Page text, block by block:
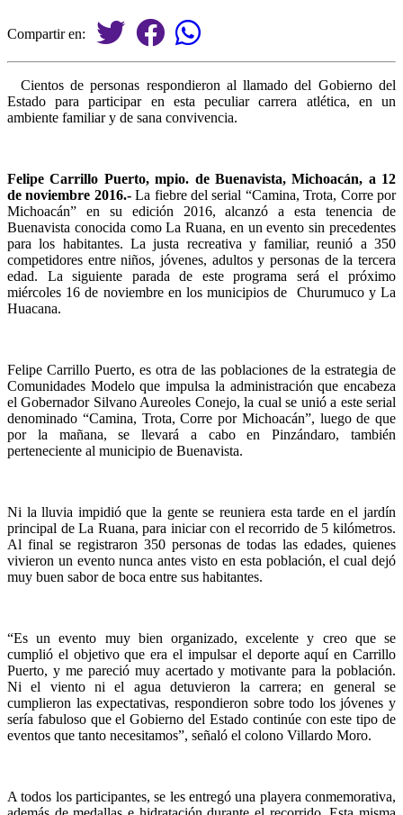
Compartir en:
Cientos de personas respondieron al llamado del Gobierno del
Estado para participar en esta peculiar carrera atlética, en un
ambiente familiar y de sana convivencia.
Felipe Carrillo Puerto, mpio. de Buenavista, Michoacán, a 12
de noviembre 2016.-La fiebre del serial “Camina, Trota, Corre por
Michoacán” en su edición 2016, alcanzó a esta tenencia de
Buenavista conocida como La Ruana, en un evento sin precedentes
para los habitantes. La justa recreativa y familiar, reunió a 350
competidores entre niños, jóvenes, adultos y personas de la tercera
edad. La siguiente parada de este programa será el próximo
miércoles 16 de noviembre en los municipios de Churumuco y La
Huacana.
Felipe Carrillo Puerto, es otra de las poblaciones de la estrategia de
Comunidades Modelo que impulsa la administración que encabeza
el Gobernador Silvano Aureoles Conejo, la cual se unió a este serial
denominado “Camina, Trota, Corre por Michoacán”, luego de que
por la mañana, se llevará a cabo en Pinzándaro, también
perteneciente al municipio de Buenavista.
Ni la lluvia impidió que la gente se reuniera esta tarde en el jardín
principal de La Ruana, para iniciar con el recorrido de 5 kilómetros.
Al final se registraron 350 personas de todas las edades, quienes
vivieron un evento nunca antes visto en esta población, el cual dejó
muy buen sabor de boca entre sus habitantes.
“Es un evento muy bien organizado, excelente y creo que se
cumplió el objetivo que era el impulsar el deporte aquí en Carrillo
Puerto, y me pareció muy acertado y motivante para la población.
Ni el viento ni el agua detuvieron la carrera; en general se
cumplieron las expectativas, respondieron sobre todo los jóvenes y
sería fabuloso que el Gobierno del Estado continúe con este tipo de
eventos que tanto necesitamos”, señaló el colono Villardo Moro.
A todos los participantes, se les entregó una playera conmemorativa,